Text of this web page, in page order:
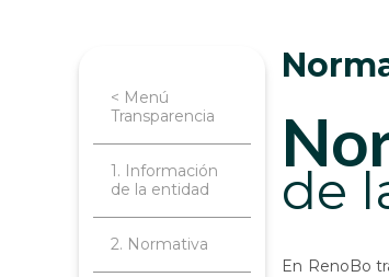
< Menú
Transparencia
1. Información
de la entidad
2. Normativa
de
En RenoBo